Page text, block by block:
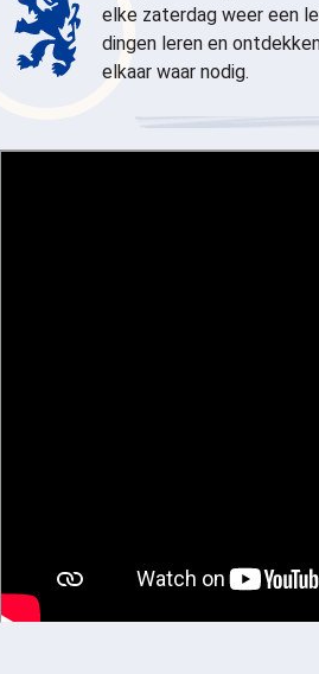
elke zaterdag weer een
dingen leren en
elkaar waar nodig.